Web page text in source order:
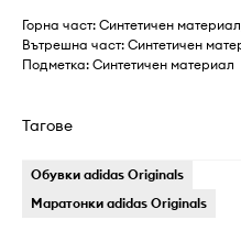
Горна част: Синтетичен
Вътрешна част: Синтетичен
Подметка: Синтетичен материал
Тагове
Обувки adidas Originals
Маратонки adidas Originals